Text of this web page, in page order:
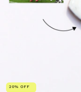
20% OFF